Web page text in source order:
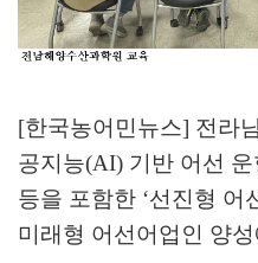
[한국농어민뉴스] 전라
공지능(AI) 기반 어선
등을 포함한 ‘선진형 어
미래형 어선어업인 양